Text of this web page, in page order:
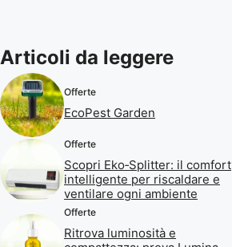
Articoli da leggere
Offerte
EcoPest Garden
Offerte
Scopri Eko‑Splitter: il comfort
intelligente per riscaldare e
ventilare ogni ambiente
Offerte
Ritrova luminosità e